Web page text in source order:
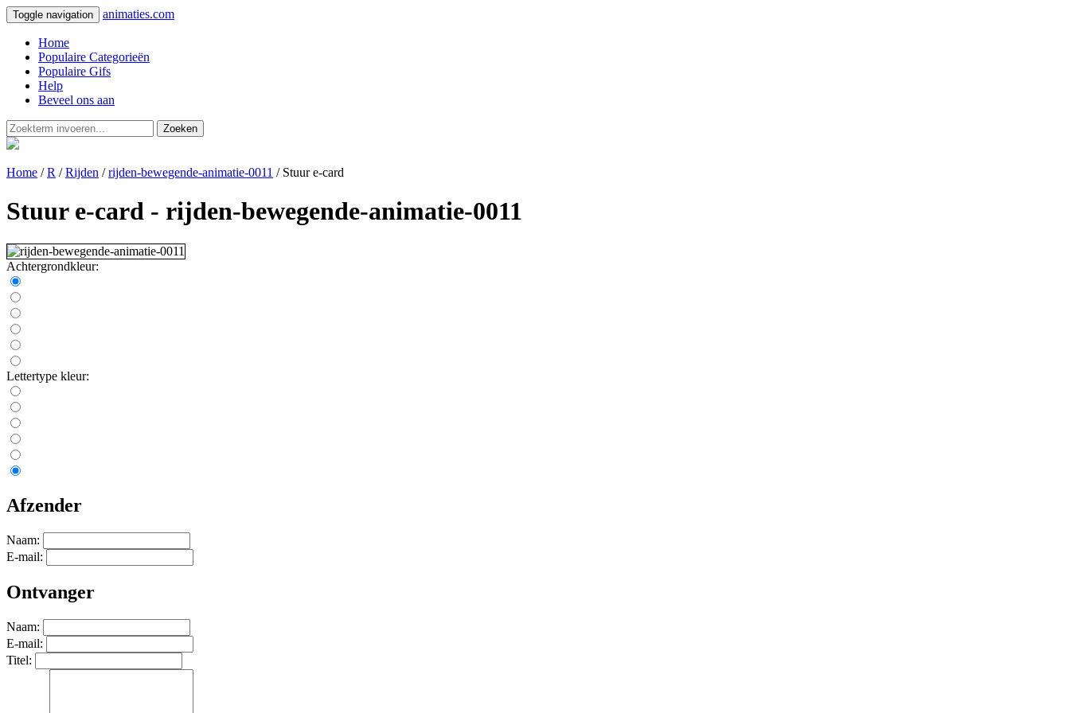
Toggle navigation animaties.com
Home
Populaire Categorieën
Populaire Gifs
Help
Beveel ons aan
Zoeken
Home /R /Rijden /rijden-bewegende-animatie-0011 / Stuur e-card
Stuur e-card - rijden-bewegende-animatie-0011
Achtergrondkleur:
Lettertype kleur:
Afzender
Naam:
E-mail:
Ontvanger
Naam:
E-mail:
Titel: